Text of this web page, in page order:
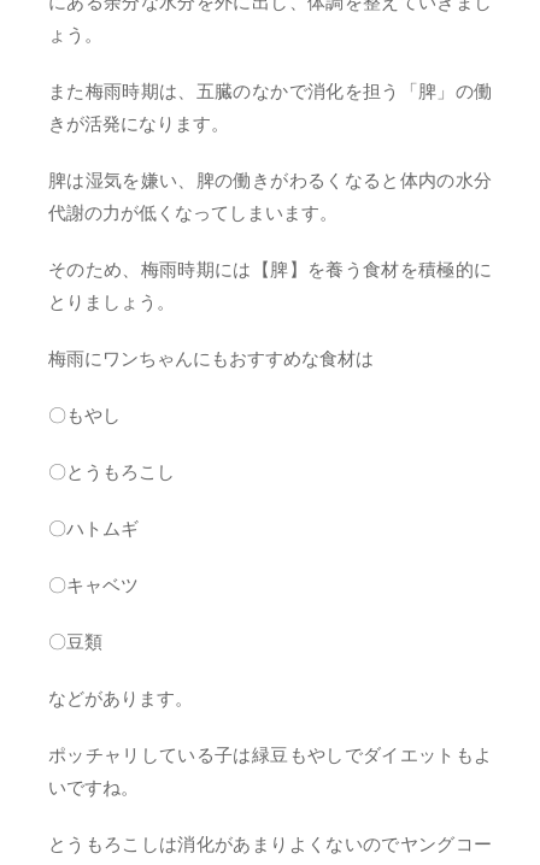
ょう。
また梅雨時期は、五臓のなかで消化を担う「脾」の働
きが活発になります。
脾は湿気を嫌い、脾の働きがわるくなると体内の水分
代謝の力が低くなってしまいます。
そのため、梅雨時期には【脾】を養う食材を積極的に
とりましょう。
梅雨にワンちゃんにもおすすめな食材は
〇もやし
〇とうもろこし
〇ハトムギ
〇キャベツ
〇豆類
などがあります。
ポッチャリしている子は緑豆もやしでダイエットもよ
いですね。
とうもろこしは消化があまりよくないのでヤングコー